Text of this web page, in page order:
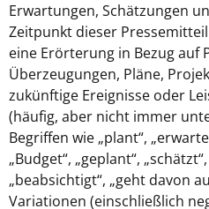
Erwartungen, Schätzungen
Zeitpunkt dieser
eine Erörterung in Bezug auf
Überzeugungen, Pläne,
zukünftige Ereignisse oder
(häufig, aber nicht immer
Begriffen wie „plant“,
„Budget“, „geplant“,
„beabsichtigt“, „geht davon
Variationen (einschließlich